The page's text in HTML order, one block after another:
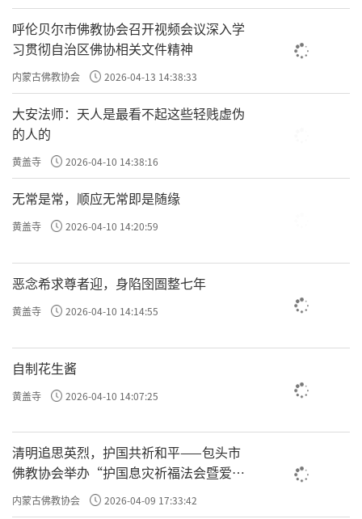
呼伦贝尔市佛教协会召开视频会议深入学
习贯彻自治区佛协相关文件精神
内蒙古佛教协会 2026-04-13 14:38:33
大安法师：天人是最看不起这些轻贱虚伪
的人的
黄盖寺 2026-04-10 14:38:16
无常是常，顺应无常即是随缘
黄盖寺 2026-04-10 14:20:59
恶念希求尊者迎，身陷囹圄整七年
黄盖寺 2026-04-10 14:14:55
自制花生酱
黄盖寺 2026-04-10 14:07:25
清明追思英烈，护国共祈和平——包头市
佛教协会举办“护国息灾祈福法会暨爱国
主义电影观影活动”
内蒙古佛教协会 2026-04-09 17:33:42